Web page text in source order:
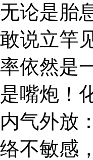
无论是胎
敢说立竿
率依然是
是嘴炮！
内气外放
络不敏感